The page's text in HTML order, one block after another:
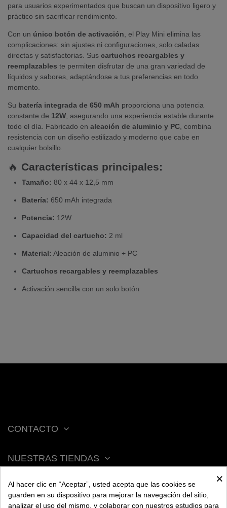
para usuarios experimentados que buscan un dispositivo ligero y
práctico sin sacrificar rendimiento.
Con un único botón de activación , el Play Mini elimina las
complicaciones: sin ajustes ni configuraciones, solo caladas
directas y satisfactorias. Sus cartuchos recargables y
reemplazables te permiten disfrutar de una gran variedad de
líquidos y sabores, adaptándose a tus preferencias en todo
momento.
Su batería integrada de 650 mAh proporciona una potencia
constante de 12W , asegurando una experiencia estable durante
todo el día. Fabricado en aleación de aluminio y PC , combina
resistencia con un diseño estilizado y moderno que cabe en
cualquier bolsillo.
🔥 Características principales:
Tamaño: 80 x 44 x 12,5 mm
Batería: 650 mAh integrada
Potencia: 12W
Capacidad del cartucho: 2 ml
Material: Aleación de aluminio + PC
Cartuchos recargables y reemplazables
Activación sencilla con un solo botón
CONTACTO
NUESTRAS TIENDAS
ACERCA DE BENGALA
×
Al hacer clic en “Aceptar”, usted acepta que las cookies se
guarden en su dispositivo para mejorar la navegación del sitio,
analizar el uso del mismo, y colaborar con nuestros estudios para